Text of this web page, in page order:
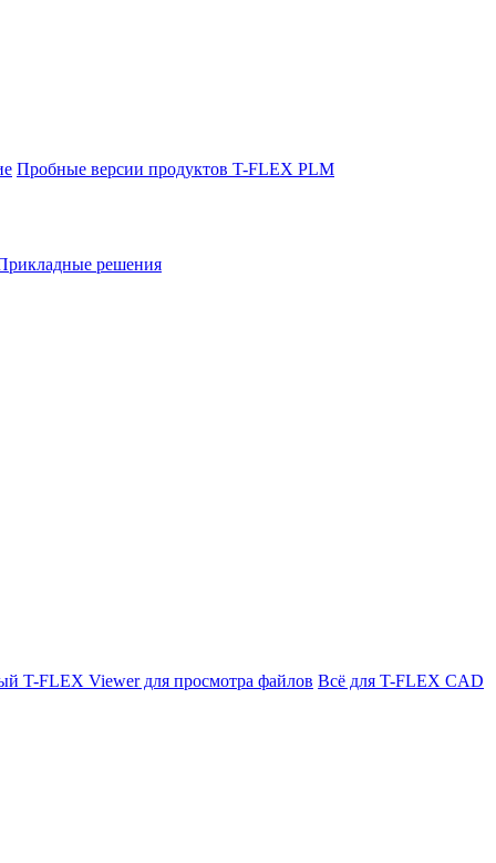
Пробные версии продуктов T-FLEX PLM
решения
T-FLEX Viewer для просмотра файлов Всё для T-FLEX CAD